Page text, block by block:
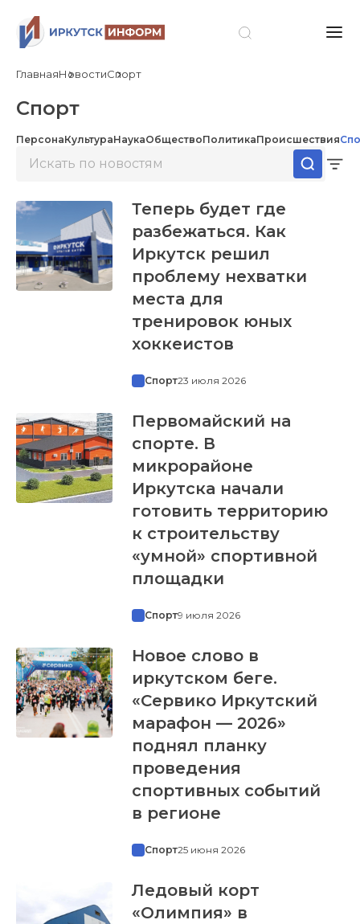
ГлавнаяНовостиСпорт
Спорт
ПерсонаКультураНаукаОбществоПолитикаПроисшествия
Теперь будет где
разбежаться. Как
Иркутск решил
проблему нехватки
места для
тренировок юных
хоккеистов
Спорт23 июля 2026
Первомайский на
спорте. В
микрорайоне
Иркутска начали
готовить территорию
к строительству
«умной» спортивной
площадки
Спорт9 июля 2026
Новое слово в
иркутском беге.
«Сервико Иркутский
марафон — 2026»
поднял планку
проведения
спортивных событий
в регионе
Спорт25 июня 2026
Ледовый корт
«Олимпия» в